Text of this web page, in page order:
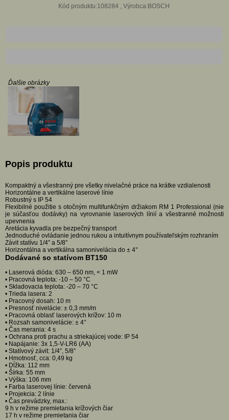
Kód produktu:108284 , Výrobca:BOSCH
Ďalšie obrázky
Popis produktu
Kompaktný a všestranný pre všetky nivelačné práce na krátke vzdialenosti
Horizontálne a vertikálne laserové línie
Robustný s IP 54
Flexibilné použitie s otočným multifunkčným držiakom RM 1 Professional (nie
je súčasťou dodávky) na vyrovnanie laserových línií a všestranné možnosti
upevnenia
Aretácia kyvadla pre bezpečný transport
Jednoduché ovládanie jednou rukou a intuitívnym používateľským rozhraním
Závit statívu 1/4” a 5/8”
Horizontálna a vertikálna samonivelácia do ± 4°
Dodávané so statívom BT150
• Laserová dióda: 630 – 650 nm, < 1 mW
• Pracovná teplota: -10 – 50 °C
• Skladovacia teplota: -20 – 70 °C
• Trieda lasera: 2
• Pracovný dosah: 10 m
• Presnosť nivelácie: ± 0,3 mm/m
• Pracovná oblasť laserových krížov: 10 m
• Rozsah samonivelácie: ± 4°
• Čas merania: 4 s
• Ochrana proti prachu a striekajúcej vode: IP 54
• Napájanie: 3x 1,5-V-LR6 (AA)
• Statívový závit: 1/4”, 5/8”
• Hmotnosť, cca: 0,49 kg
• Dĺžka: 112 mm
• Šírka: 55 mm
• Výška: 106 mm
• Farba laserovej línie: červená
• Projekcia: 2 línie
• Čas prevádzky, max.:
9 h v režime premietania krížových čiar
17 h v režime premietania čiar